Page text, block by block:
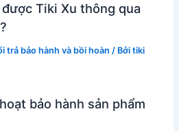
Tiki Xu thông qua
trả bảo hành và bồi hoàn / Bởitiki
bảo hành sản phẩm